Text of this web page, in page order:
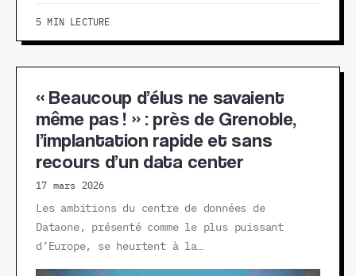
5 MIN LECTURE
« Beaucoup d’élus ne savaient
même pas ! » : près de Grenoble,
l’implantation rapide et sans
recours d’un data center
17 mars 2026
Les ambitions du centre de données de
Dataone, présenté comme le plus puissant
d’Europe, se heurtent à la…